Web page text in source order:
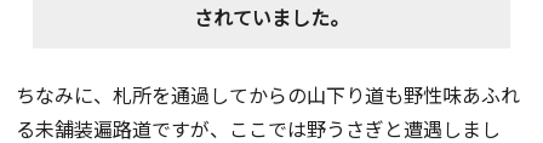
されていました。
ちなみに、札所を通過してからの山下り道も野性味あふれ
る未舗装遍路道ですが、ここでは野うさぎと遭遇しまし